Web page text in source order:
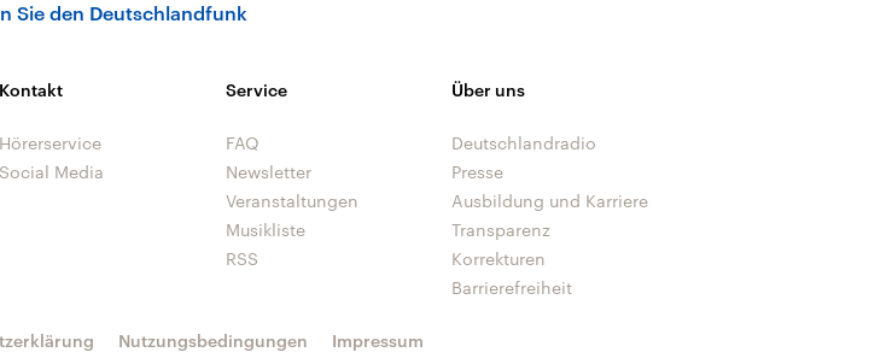
Sie den Deutschlandfunk
Kontakt
Hörerservice
Social Media
Service
FAQ
Newsletter
Veranstaltungen
Musikliste
RSS
Über uns
Deutschlandradio
Presse
Ausbildung und Karriere
Transparenz
Korrekturen
Barrierefreiheit
Nutzungsbedingungen
Impressum